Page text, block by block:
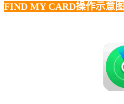
FIND MY CARD操作示意图